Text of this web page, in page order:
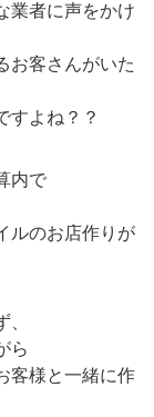
業者に声をかけ
お客さんがいた
すよね？？
内で
ルのお店作りが
ら
客様と一緒に作